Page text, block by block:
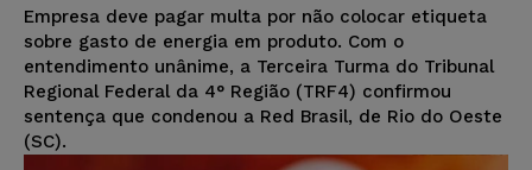
Empresa deve pagar multa por não colocar etiqueta
sobre gasto de energia em produto. Com o
entendimento unânime, a Terceira Turma do Tribunal
Regional Federal da 4° Região (TRF4) confirmou
sentença que condenou a Red Brasil, de Rio do Oeste
(SC).